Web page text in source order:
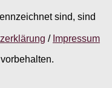
sind, sind
/ Impressum